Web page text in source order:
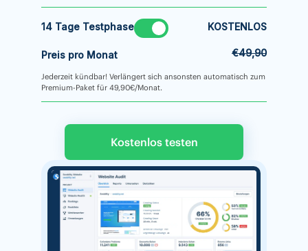
14 Tage Testphase KOSTENLOS
Preis pro Monat €49,90
Jederzeit kündbar! Verlängert sich ansonsten automatisch zum
Premium-Paket für 49,90€/Monat.
Kostenlos testen